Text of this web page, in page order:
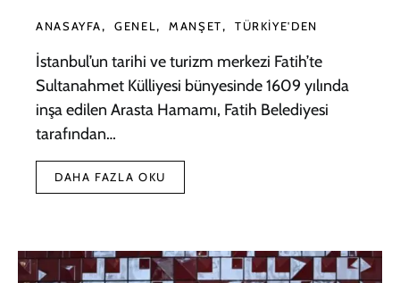
ANASAYFA GENEL MANŞET TÜRKIYE'DEN
İstanbul’un tarihi ve turizm merkezi Fatih’te
Sultanahmet Külliyesi bünyesinde 1609 yılında
inşa edilen Arasta Hamamı, Fatih Belediyesi
tarafından…
DAHA FAZLA OKU